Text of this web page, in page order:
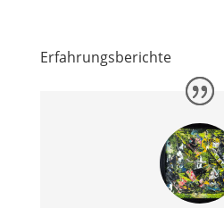
Erfahrungsberichte